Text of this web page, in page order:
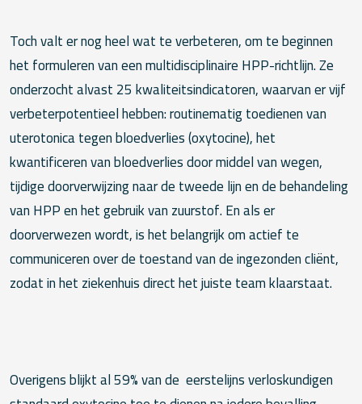
Toch valt er nog heel wat te verbeteren, om te beginnen
het formuleren van een multidisciplinaire HPP-richtlijn. Ze
onderzocht alvast 25 kwaliteitsindicatoren, waarvan er vijf
verbeterpotentieel hebben: routinematig toedienen van
uterotonica tegen bloedverlies (oxytocine), het
kwantificeren van bloedverlies door middel van wegen,
tijdige doorverwijzing naar de tweede lijn en de behandeling
van HPP en het gebruik van zuurstof. En als er
doorverwezen wordt, is het belangrijk om actief te
communiceren over de toestand van de ingezonden cliënt,
zodat in het ziekenhuis direct het juiste team klaarstaat.
Overigens blijkt al 59% van de eerstelijns verloskundigen